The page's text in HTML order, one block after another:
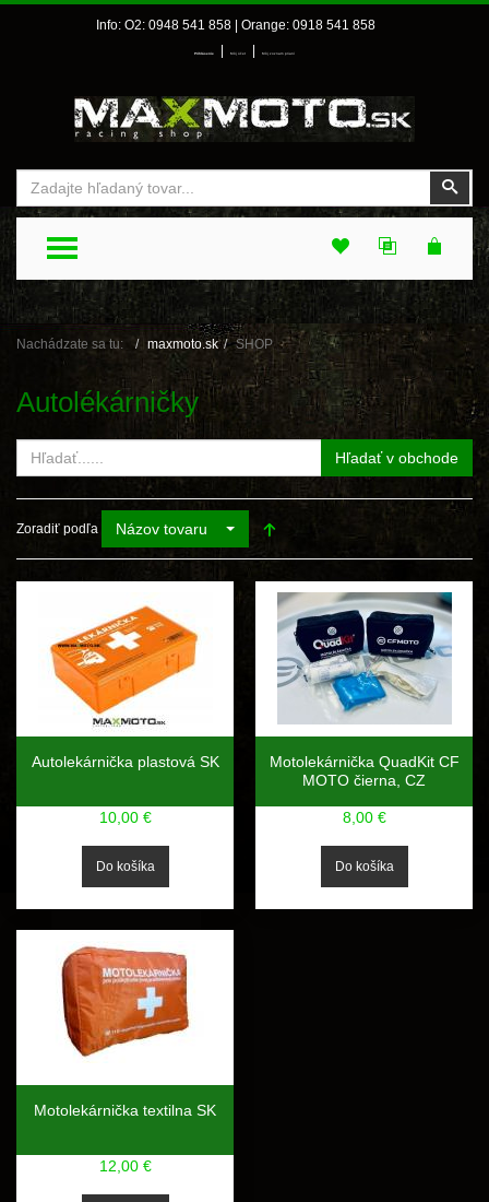
Info: O2: 0948 541 858 | Orange: 0918 541 858
Prihlásenie Môj účet Môj zoznam prianí
TOGGLE MENU
Nachádzate sa tu: maxmoto.sk SHOP
Autolékárničky
Hľadať v obchode
Zoradiť podľa Názov tovaru
Autolekárnička plastová SK
10,00 €
Motolekárnička QuadKit CF
MOTO čierna, CZ
8,00 €
Motolekárnička textilna SK
12,00 €